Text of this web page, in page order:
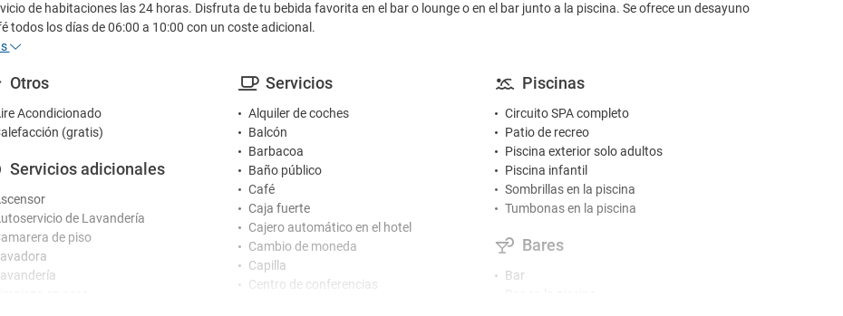
de habitaciones las 24 horas. Disfruta de tu bebida favorita en el bar o lounge o en el bar junto a la piscina. Se ofrece un desayuno
todos los días de 06:00 a 10:00 con un coste adicional.
Otros
Acondicionado
(gratis)
Servicios adicionales
de Lavandería
de piso
Servicios
Alquiler de coches
Balcón
Barbacoa
Baño público
Café
Caja fuerte
Cajero automático en el hotel
Cambio de moneda
Capilla
Centro de conferencias
Piscinas
Circuito SPA completo
Patio de recreo
Piscina exterior solo adultos
Piscina infantil
Sombrillas en la piscina
Tumbonas en la piscina
Bares
Bar